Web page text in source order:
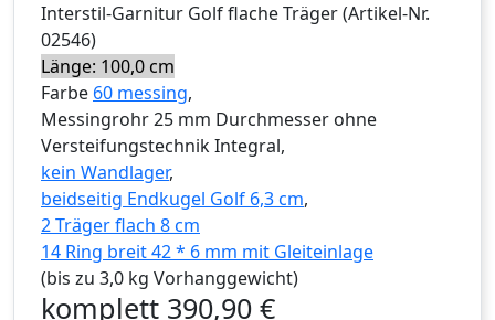
Interstil-Garnitur Golf flache Träger(Artikel-Nr.
02546)
Länge: 100,0 cm
Farbe 60 messing,
Messingrohr 25 mm Durchmesser ohne
Versteifungstechnik Integral,
kein Wandlager,
beidseitig Endkugel Golf 6,3 cm,
2 Träger flach 8 cm
14 Ring breit 42 * 6 mm mit Gleiteinlage
(bis zu 3,0 kg Vorhanggewicht)
komplett 390,90 €